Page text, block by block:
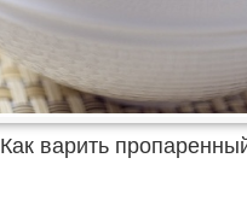
Как варить